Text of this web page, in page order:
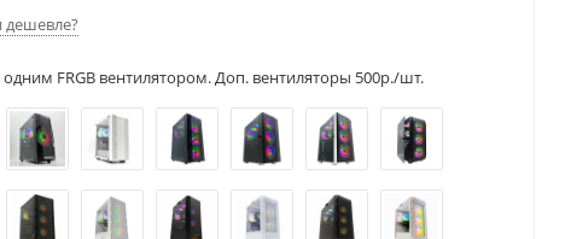
одним FRGB вентилятором. Доп. вентиляторы 500р./шт.